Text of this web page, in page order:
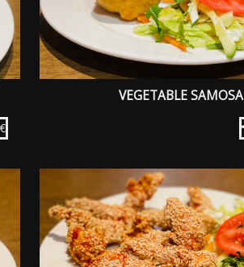
VEGETABLE SAMOSA